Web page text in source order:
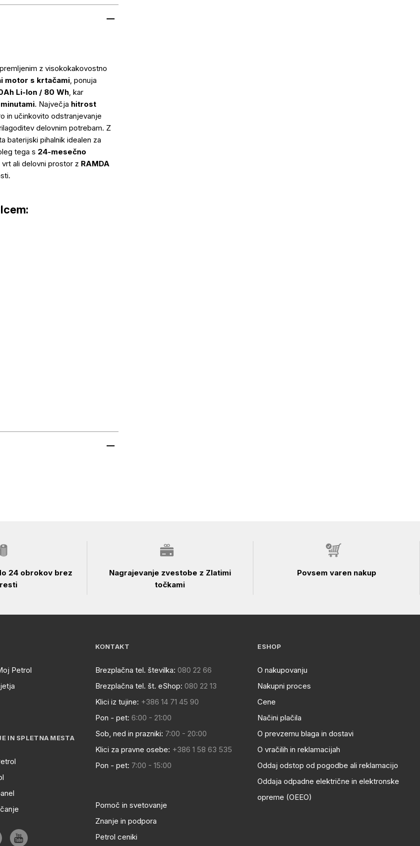
z visokokakovostno
motor s krtačami, ponuja
Li-Ion / 80 Wh, kar
. Največja hitrost
in učinkovito odstranjevanje
delovnim potrebam. Z
baterijski pihalnik idealen za
tega s 24-mesečno
ali delovni prostor z RAMDA
24 obrokov brez
Nagrajevanje zvestobe z Zlatimi
točkami
Povsem varen nakup
Petrol
IN SPLETNA MESTA
KONTAKT
Brezplačna tel. številka: 080 22 66
Brezplačna tel. št. eShop: 080 22 13
Klici iz tujine: +386 14 71 45 90
Pon - pet: 6:00 - 21:00
Sob, ned in prazniki: 7:00 - 20:00
Klici za pravne osebe: +386 1 58 63 535
Pon - pet: 7:00 - 15:00
Pomoč in svetovanje
Znanje in podpora
Petrol ceniki
ESHOP
O nakupovanju
Nakupni proces
Cene
Načini plačila
O prevzemu blaga in dostavi
O vračilih in reklamacijah
Oddaj odstop od pogodbe ali reklamacijo
Oddaja odpadne električne in elektronske
opreme (OEEO)